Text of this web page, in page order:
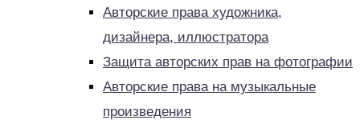
Авторские права художника,
дизайнера, иллюстратора
Защита авторских прав на фотографии
Авторские права на музыкальные
произведения